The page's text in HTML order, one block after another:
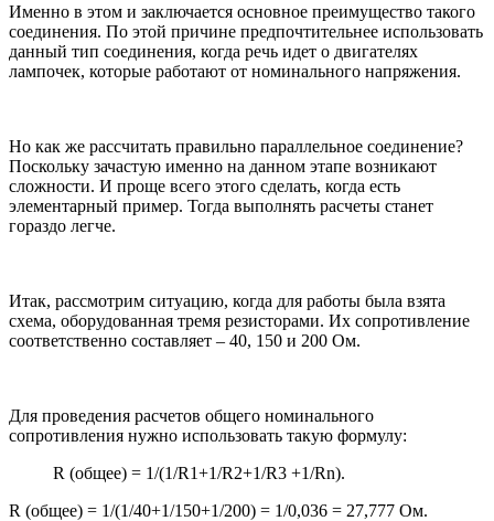
Именно в этом и заключается основное преимущество такого
соединения. По этой причине предпочтительнее использовать
данный тип соединения, когда речь идет о двигателях
лампочек, которые работают от номинального напряжения.
Но как же рассчитать правильно параллельное соединение?
Поскольку зачастую именно на данном этапе возникают
сложности. И проще всего этого сделать, когда есть
элементарный пример. Тогда выполнять расчеты станет
гораздо легче.
Итак, рассмотрим ситуацию, когда для работы была взята
схема, оборудованная тремя резисторами. Их сопротивление
соответственно составляет – 40, 150 и 200 Ом.
Для проведения расчетов общего номинального
сопротивления нужно использовать такую формулу:
R (общее) = 1/(1/R1+1/R2+1/R3 +1/Rn).
R (общее) = 1/(1/40+1/150+1/200) = 1/0,036 = 27,777 Ом.